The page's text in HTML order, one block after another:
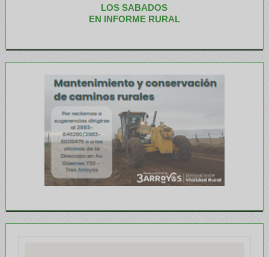
LOS SABADOS
EN INFORME RURAL